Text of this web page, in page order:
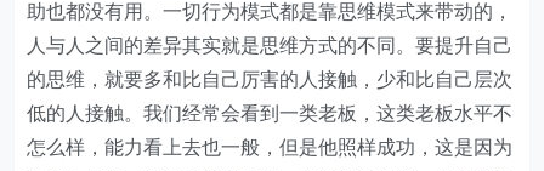
助也都没有用。一切行为模式都是靠思维模式来带动的，
人与人之间的差异其实就是思维方式的不同。要提升自己
的思维，就要多和比自己厉害的人接触，少和比自己层次
低的人接触。我们经常会看到一类老板，这类老板水平不
怎么样，能力看上去也一般，但是他照样成功，这是因为